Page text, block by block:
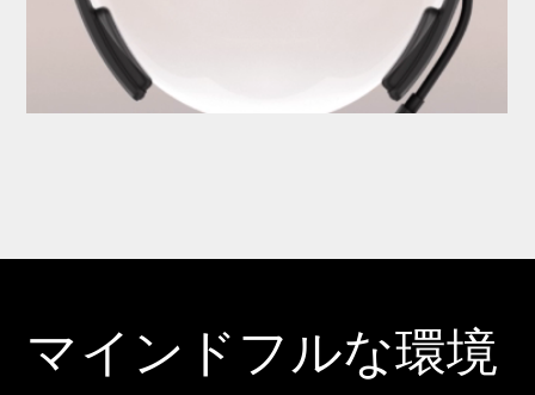
マインドフルな環境